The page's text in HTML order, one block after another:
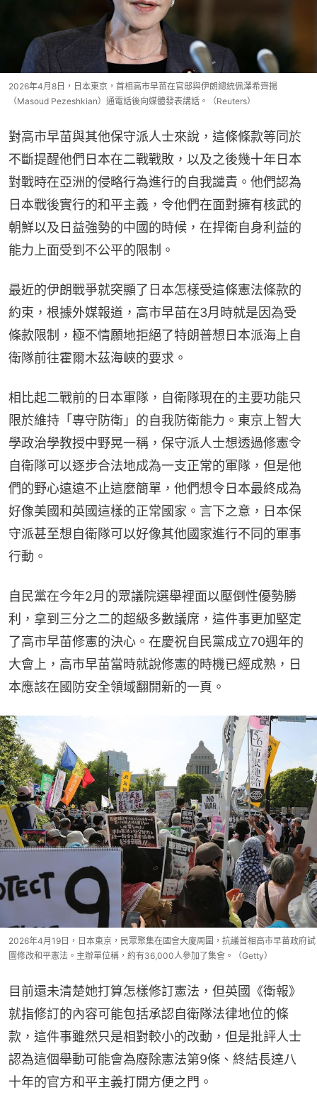
2026年4月8日，日本東京，首相高市早苗在官邸與伊朗總統佩澤希齊揚
（Masoud Pezeshkian）通電話後向媒體發表講話。（Reuters）
對高市早苗與其他保守派人士來說，這條條款等同於
不斷提醒他們日本在二戰戰敗，以及之後幾十年日本
對戰時在亞洲的侵略行為進行的自我譴責。他們認為
日本戰後實行的和平主義，令他們在面對擁有核武的
朝鮮以及日益強勢的中國的時候，在捍衛自身利益的
能力上面受到不公平的限制。
最近的伊朗戰爭就突顯了日本怎樣受這條憲法條款的
約束，根據外媒報道，高市早苗在3月時就是因為受
條款限制，極不情願地拒絕了特朗普想日本派海上自
衛隊前往霍爾木茲海峽的要求。
相比起二戰前的日本軍隊，自衛隊現在的主要功能只
限於維持「專守防衛」的自我防衛能力。東京上智大
學政治學教授中野晃一稱，保守派人士想透過修憲令
自衛隊可以逐步合法地成為一支正常的軍隊，但是他
們的野心遠遠不止這麼簡單，他們想令日本最終成為
好像美國和英國這樣的正常國家。言下之意，日本保
守派甚至想自衛隊可以好像其他國家進行不同的軍事
行動。
自民黨在今年2月的眾議院選舉裡面以壓倒性優勢勝
利，拿到三分之二的超級多數議席，這件事更加堅定
了高市早苗修憲的決心。在慶祝自民黨成立70週年的
大會上，高市早苗當時就說修憲的時機已經成熟，日
本應該在國防安全領域翻開新的一頁。
2026年4月19日，日本東京，民眾聚集在國會大廈周圍，抗議首相高市早苗政府試
圖修改和平憲法。主辦單位稱，約有36,000人參加了集會。（Getty）
目前還未清楚她打算怎樣修訂憲法，但英國《衛報》
就指修訂的內容可能包括承認自衛隊法律地位的條
款，這件事雖然只是相對較小的改動，但是批評人士
認為這個舉動可能會為廢除憲法第9條、終結長達八
十年的官方和平主義打開方便之門。